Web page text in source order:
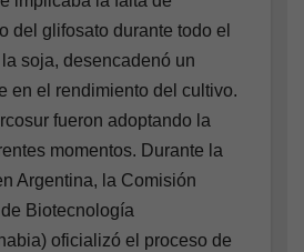
del glifosato durante todo el
soja, desencadenó un
en el rendimiento del cultivo.
fueron adoptando la
momentos. Durante la
Argentina, la Comisión
Biotecnología
oficializó el proceso de